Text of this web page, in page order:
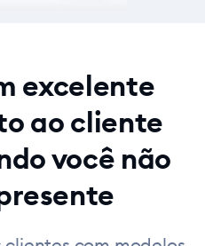
excelente
ao cliente
você não